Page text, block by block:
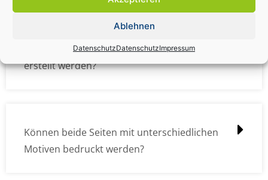
Ablehnen
DatenschutzDatenschutzImpressum
Wie müssen die Druckdateien angelegt /
erstellt werden?
Können beide Seiten mit unterschiedlichen
Motiven bedruckt werden?